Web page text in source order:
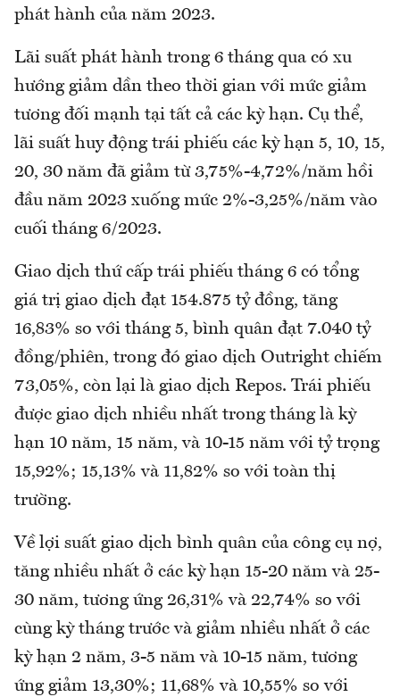
phát hành của năm 2023.
Lãi suất phát hành trong 6 tháng qua có xu
hướng giảm dần theo thời gian với mức giảm
tương đối mạnh tại tất cả các kỳ hạn. Cụ thể,
lãi suất huy động trái phiếu các kỳ hạn 5, 10, 15,
20, 30 năm đã giảm từ 3,75%-4,72%/năm hồi
đầu năm 2023 xuống mức 2%-3,25%/năm vào
cuối tháng 6/2023.
Giao dịch thứ cấp trái phiếu tháng 6 có tổng
giá trị giao dịch đạt 154.875 tỷ đồng, tăng
16,83% so với tháng 5, bình quân đạt 7.040 tỷ
đồng/phiên, trong đó giao dịch Outright chiếm
73,05%, còn lại là giao dịch Repos. Trái phiếu
được giao dịch nhiều nhất trong tháng là kỳ
hạn 10 năm, 15 năm, và 10-15 năm với tỷ trọng
15,92%; 15,13% và 11,82% so với toàn thị
trường.
Về lợi suất giao dịch bình quân của công cụ nợ,
tăng nhiều nhất ở các kỳ hạn 15-20 năm và 25-
30 năm, tương ứng 26,31% và 22,74% so với
cùng kỳ tháng trước và giảm nhiều nhất ở các
kỳ hạn 2 năm, 3-5 năm và 10-15 năm, tương
ứng giảm 13,30%; 11,68% và 10,55% so với